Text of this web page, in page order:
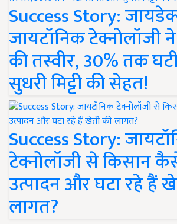
Success Story:
जायटॉनिक टेक्नोलॉजी
की तस्वीर, 30% तक
सुधरी मिट्टी की सेहत!
Success Story:
टेक्नोलॉजी से किसान
उत्पादन और घटा रहे हैं
लागत?